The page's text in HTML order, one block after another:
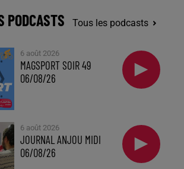
PODCASTS Tous les podcasts
6 août 2026
MAGSPORT SOIR 49
06/08/26
6 août 2026
JOURNAL ANJOU MIDI
06/08/26